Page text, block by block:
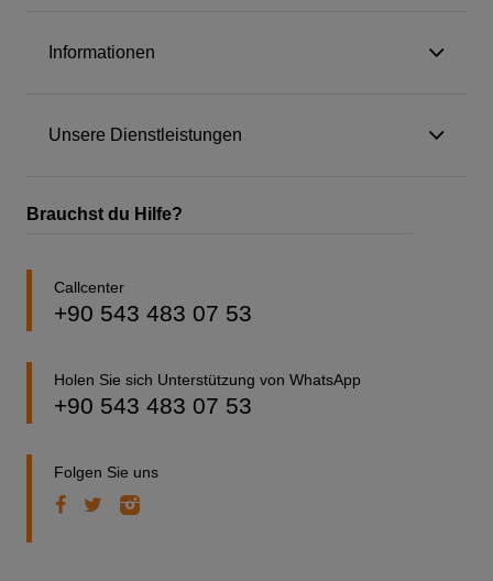
Informationen
Unsere Dienstleistungen
Brauchst du Hilfe?
Callcenter
+90 543 483 07 53
Holen Sie sich Unterstützung von WhatsApp
+90 543 483 07 53
Folgen Sie uns